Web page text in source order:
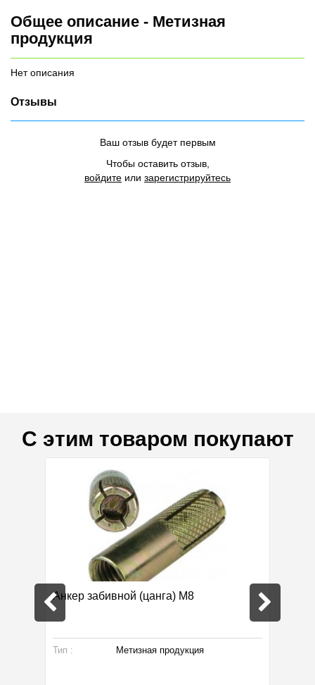
Общее описание - Метизная
продукция
Нет описания
Отзывы
Ваш отзыв будет первым
Чтобы оставить отзыв,
войдите или зарегистрируйтесь
С этим товаром покупают
Анкер забивной (цанга) М8
Тип : Метизная продукция